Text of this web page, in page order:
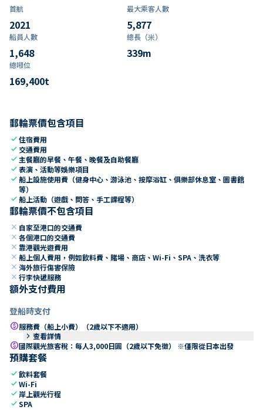
首航
2021
最大乘客人數
5,877
船員人數
1,648
總長（米）
339m
總噸位
169,400t
郵輪票價包含項目
check住宿費用
check 交通費用
check 主餐廳的早餐、午餐、晚餐及自助餐廳
check表演、活動等娛樂項目
check船上設施使用費（健身中心、游泳池、按摩浴缸、俱樂部休息室、圖書館
等）
check船上活動（遊戲、問答、手工課程等）
郵輪票價不包含項目
close 自家至港口的交通費
close 各個港口的交通費
close 靠港觀光遊費用
close 船上個人費用，例如飲料費、賭場、商店、Wi-Fi、SPA、洗衣等
close 海外旅行傷害保險
close 行李快遞服務
額外支付費用
登船時支付
paid服務費（船上小費）（2歲以下不適用）
keyboard_arrow_right 查看詳情
paid國際觀光旅客稅：每人3,000日圓（2歲以下免徵） ※僅限從日本出發
預購套餐
check飲料套餐
checkWi-Fi
check 岸上觀光行程
checkSPA